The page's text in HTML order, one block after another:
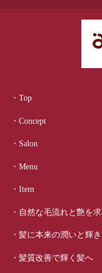
・Top
・Concept
・Salon
・Menu
・Item
・自然な毛流れと艶を
・髪に本来の潤いと輝
・髪質改善で輝く髪へ